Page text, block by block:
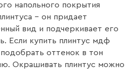
напольного покрытия
– он придает
вид и подчеркивает его
Если купить плинтус мдф
оттенок в тон
Окрашивать плинтус можно